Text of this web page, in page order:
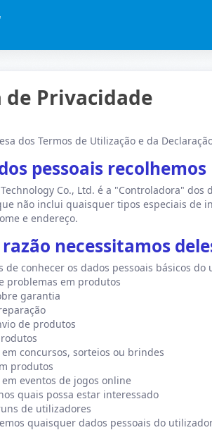
de Privacidade
dos Termos de Utilização e da
pessoais recolhemos
Technology Co., Ltd. é a "Controladora"
não inclui quaisquer tipos especiais de
e endereço.
necessitamos
de conhecer os dados pessoais básicos
problemas em produtos
garantia
de produtos
em concursos, sorteios ou brindes
produtos
em eventos de jogos online
quais possa estar interessado
de utilizadores
quaisquer dados pessoais do